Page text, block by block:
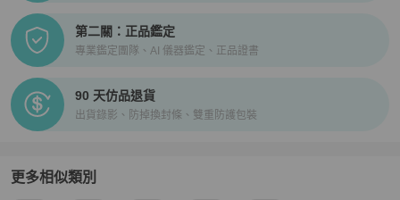
第二關：正品鑑定
專業鑑定團隊、AI 儀器鑑定、正品證書
90 天仿品退貨
出貨錄影、防掉換封條、雙重防護包裝
更多相似類別